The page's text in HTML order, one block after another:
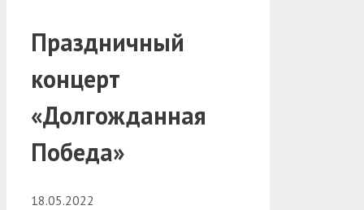
Праздничный
концерт
«Долгожданная
Победа»
18.05.2022